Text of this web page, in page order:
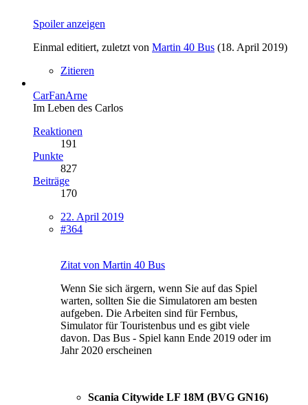
Spoiler anzeigen
Einmal editiert, zuletzt von Martin 40 Bus (18. April 2019)
Zitieren
CarFanArne
Im Leben des Carlos
Reaktionen
191
Punkte
827
Beiträge
170
22. April 2019
#364
Zitat von Martin 40 Bus
Wenn Sie sich ärgern, wenn Sie auf das Spiel
warten, sollten Sie die Simulatoren am besten
aufgeben. Die Arbeiten sind für Fernbus,
Simulator für Touristenbus und es gibt viele
davon. Das Bus - Spiel kann Ende 2019 oder im
Jahr 2020 erscheinen
Scania Citywide LF 18M (BVG GN16)